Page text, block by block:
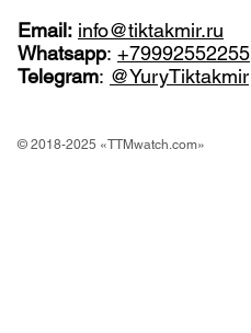
Email: info@tiktakmir.ru
Whatsapp: +79992552255
Telegram: @YuryTiktakmir
© 2018-2025 «TTMwatch.com»